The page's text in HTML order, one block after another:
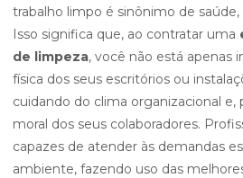
trabalho limpo é sinônimo de
Isso significa que, ao contratar uma
de limpeza, você não está apenas
física dos seus escritórios ou
cuidando do clima organizacional e,
moral dos seus colaboradores.
capazes de atender às demandas
ambiente, fazendo uso das